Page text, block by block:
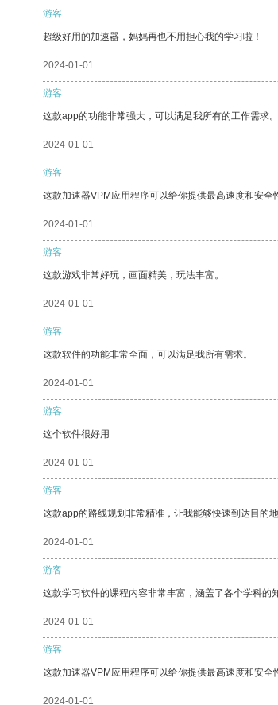
游客
超级好用的加速器，妈妈再也不用担心我的学习啦！
2024-01-01
游客
这款app的功能非常强大，可以满足我所有的工作需求
2024-01-01
游客
这款加速器VPM应用程序可以给你提供最高速度和安全
2024-01-01
游客
这款游戏非常好玩，画面精美，玩法丰富。
2024-01-01
游客
这款软件的功能非常全面，可以满足我所有需求。
2024-01-01
游客
这个软件很好用
2024-01-01
游客
这款app的路线规划非常精准，让我能够快速到达目的地
2024-01-01
游客
这款学习软件的课程内容非常丰富，涵盖了各个学科的
2024-01-01
游客
这款加速器VPM应用程序可以给你提供最高速度和安全
2024-01-01